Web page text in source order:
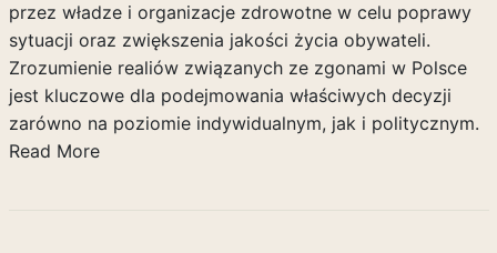
przez władze i organizacje zdrowotne w celu poprawy
sytuacji oraz zwiększenia jakości życia obywateli.
Zrozumienie realiów związanych ze zgonami w Polsce
jest kluczowe dla podejmowania właściwych decyzji
zarówno na poziomie indywidualnym, jak i politycznym.
Read More